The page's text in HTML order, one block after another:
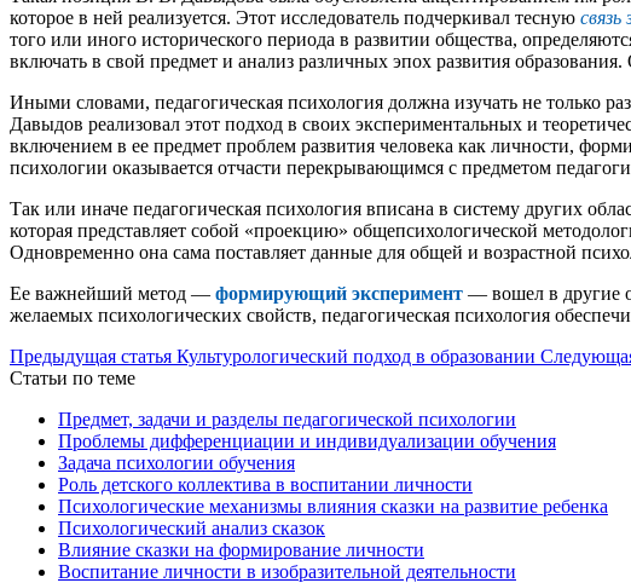
которое в ней реализуется. Этот исследователь подчеркивал тесную связь
того или иного исторического периода в развитии общества,
включать в свой предмет и анализ различных эпох развития
Иными словами, педагогическая психология должна изучать не только
Давыдов реализовал этот подход в своих экспериментальных и
включением в ее предмет проблем развития человека как личности,
психологии оказывается отчасти перекрывающимся с предметом
Так или иначе педагогическая психология вписана в систему других
которая представляет собой «проекцию» общепсихологической
Одновременно она сама поставляет данные для общей и возрастной
Ее важнейший метод — формирующий эксперимент — вошел в другие
желаемых психологических свойств, педагогическая психология
Предыдущая статья Культурологический подход в образовании
Статьи по теме
Предмет, задачи и разделы педагогической психологии
Проблемы дифференциации и индивидуализации обучения
Задача психологии обучения
Роль детского коллектива в воспитании личности
Психологические механизмы влияния сказки на развитие ребенка
Психологический анализ сказок
Влияние сказки на формирование личности
Воспитание личности в изобразительной деятельности